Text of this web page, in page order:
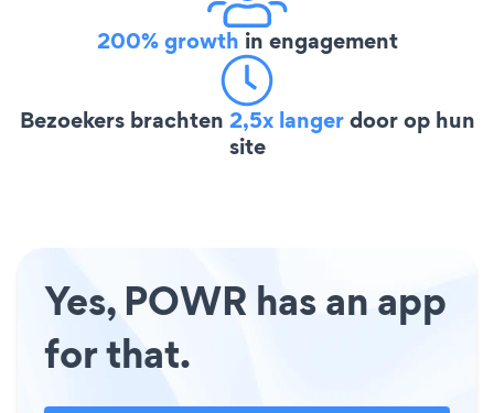
200% growth in engagement
Bezoekers brachten 2,5x langerdoor op hun
site
Yes, POWR has an app
for that.